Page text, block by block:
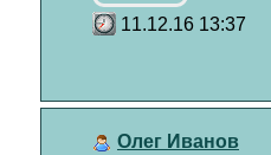
11.12.16 13:37
Олег Иванов